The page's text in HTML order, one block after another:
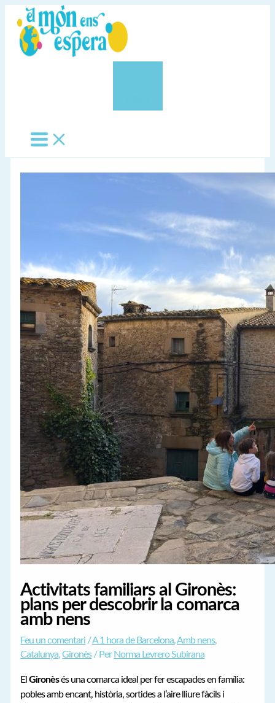
contingut
Activitats familiars al Gironès:
plans per descobrir la comarca
amb nens
Feu un comentari /A 1 hora de Barcelona,Amb nens,
Catalunya,Gironès/ Per Norma Levrero Subirana
ElGironèsés una comarca ideal per fer escapades en família:
pobles amb encant, història, sortides a l’aire lliure fàcils i